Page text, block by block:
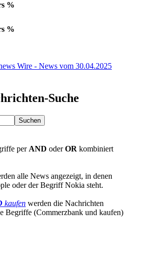
%
%
Wire - News vom 30.04.2025
Suche
Suchen
per AND oderOR kombiniert
alle News angezeigt, in denen
oder der Begriff Nokia steht.
kaufen werden die Nachrichten
Begriffe (Commerzbank und kaufen)